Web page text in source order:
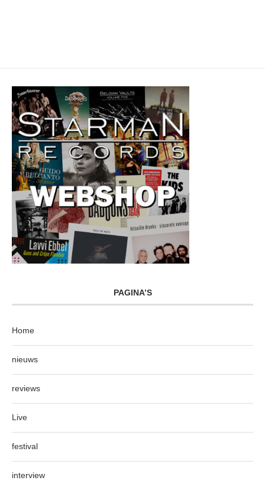
PAGINA’S
Home
nieuws
reviews
Live
festival
interview